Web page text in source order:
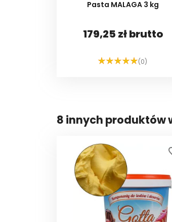
Pasta MALAGA 3 kg
179,25 zł brutto
(0)
8 innych produktów